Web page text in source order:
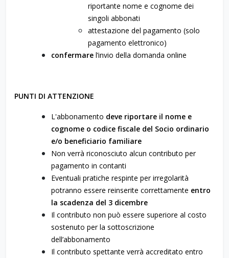
riportante nome e cognome dei
singoli abbonati
attestazione del pagamento (solo
pagamento elettronico)
confermare l’invio della domanda online
PUNTI DI ATTENZIONE
L'abbonamento deve riportare il nome e
cognome o codice fiscale del Socio ordinario
e/o beneficiario familiare
Non verrà riconosciuto alcun contributo per
pagamento in contanti
Eventuali pratiche respinte per irregolarità
potranno essere reinserite correttamente entro
la scadenza del 3 dicembre
Il contributo non può essere superiore al costo
sostenuto per la sottoscrizione
dell’abbonamento
Il contributo spettante verrà accreditato entro